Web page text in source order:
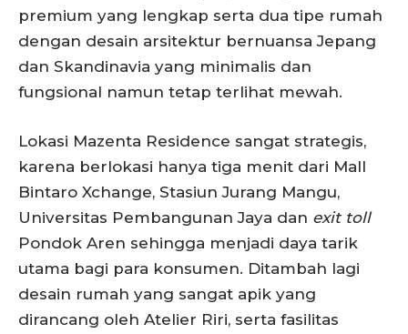
premium yang lengkap serta dua tipe rumah
dengan desain arsitektur bernuansa Jepang
dan Skandinavia yang minimalis dan
fungsional namun tetap terlihat mewah.
Lokasi Mazenta Residence sangat strategis,
karena berlokasi hanya tiga menit dari Mall
Bintaro Xchange, Stasiun Jurang Mangu,
Universitas Pembangunan Jaya dan exit toll
Pondok Aren sehingga menjadi daya tarik
utama bagi para konsumen. Ditambah lagi
desain rumah yang sangat apik yang
dirancang oleh Atelier Riri, serta fasilitas